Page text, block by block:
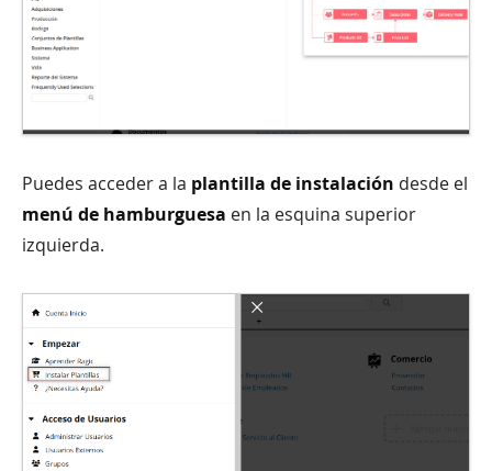
Puedes acceder a la plantilla de instalación desde el
menú de hamburguesa en la esquina superior
izquierda.